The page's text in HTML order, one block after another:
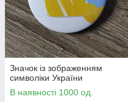
Значок із зображенням
символіки України
В наявності 1000 од.